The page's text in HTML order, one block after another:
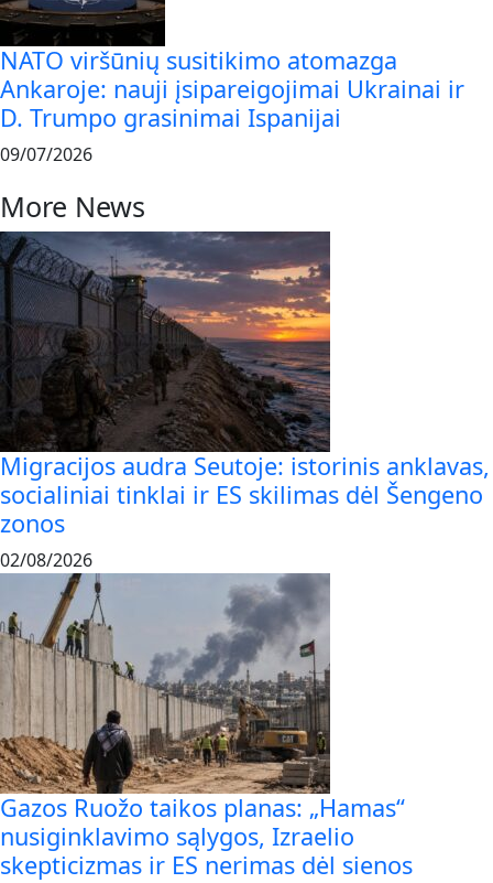
NATO viršūnių susitikimo atomazga
Ankaroje: nauji įsipareigojimai Ukrainai ir
D. Trumpo grasinimai Ispanijai
09/07/2026
More News
Migracijos audra Seutoje: istorinis anklavas,
socialiniai tinklai ir ES skilimas dėl Šengeno
zonos
02/08/2026
Gazos Ruožo taikos planas: „Hamas“
nusiginklavimo sąlygos, Izraelio
skepticizmas ir ES nerimas dėl sienos